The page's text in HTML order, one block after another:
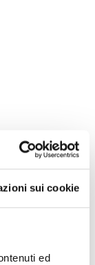
sui cookie
ed